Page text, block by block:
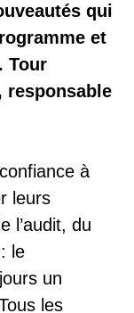
qui
et
Tour
responsable
à
leurs
l’audit, du
le
un
les